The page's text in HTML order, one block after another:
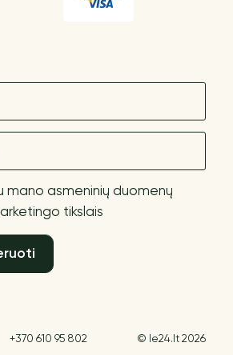
mano asmeninių duomenų
tikslais
+370 610 95 802 © le24.lt 2026